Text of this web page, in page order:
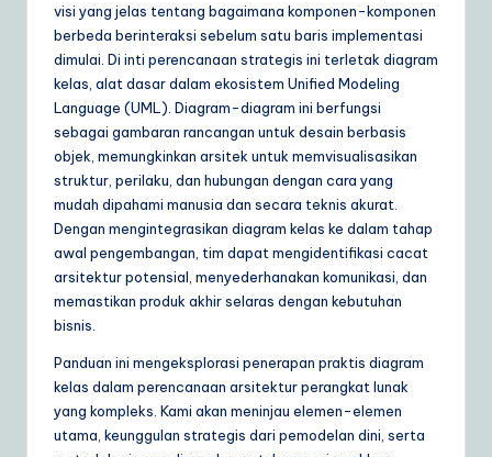
Y
o
D
ai
ly
G
ui
visi yang jelas tentang bagaimana komponen-komponen
berbeda berinteraksi sebelum satu baris implementasi
dimulai. Di inti perencanaan strategis ini terletak diagram
kelas, alat dasar dalam ekosistem Unified Modeling
Language (UML). Diagram-diagram ini berfungsi
sebagai gambaran rancangan untuk desain berbasis
objek, memungkinkan arsitek untuk memvisualisasikan
struktur, perilaku, dan hubungan dengan cara yang
mudah dipahami manusia dan secara teknis akurat.
Dengan mengintegrasikan diagram kelas ke dalam tahap
awal pengembangan, tim dapat mengidentifikasi cacat
arsitektur potensial, menyederhanakan komunikasi, dan
memastikan produk akhir selaras dengan kebutuhan
bisnis.
Panduan ini mengeksplorasi penerapan praktis diagram
kelas dalam perencanaan arsitektur perangkat lunak
yang kompleks. Kami akan meninjau elemen-elemen
utama, keunggulan strategis dari pemodelan dini, serta